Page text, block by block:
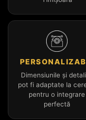
Dimensiunile și
pot fi adaptate la
pentru o integrare
perfectă